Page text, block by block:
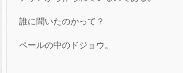
誰に聞いたのかって？
ペールの中のドジョウ。